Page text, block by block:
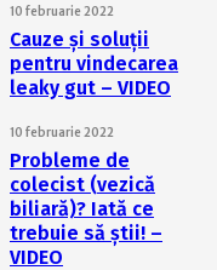
10 februarie 2022
Cauze și soluții
pentru vindecarea
leaky gut – VIDEO
10 februarie 2022
Probleme de
colecist (vezică
biliară)? Iată ce
trebuie să știi! –
VIDEO